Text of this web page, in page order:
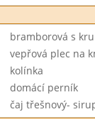
bramborová s
vepřová plec na
kolínka
domácí perník
čaj třešnový-